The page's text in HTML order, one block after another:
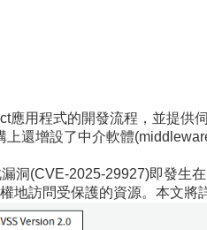
用程式的開發流程，並提供
還增設了中介軟體
洞(CVE-2025-29927)即發生
訪問受保護的資源。本文將